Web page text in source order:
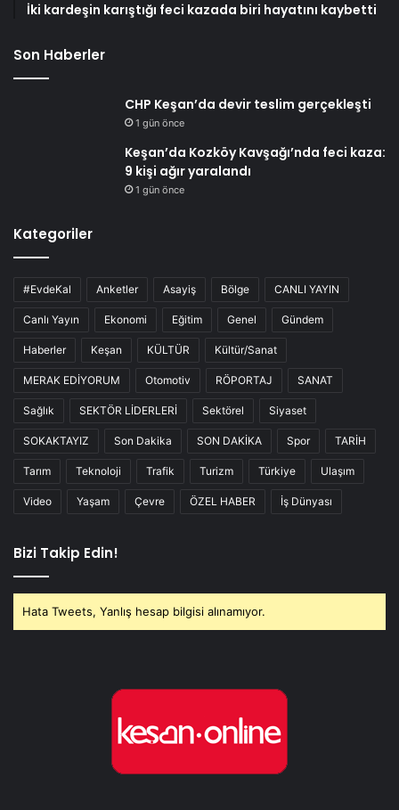
İki kardeşin karıştığı feci kazada biri hayatını kaybetti
Son Haberler
CHP Keşan’da devir teslim gerçekleşti
1 gün önce
Keşan’da Kozköy Kavşağı’nda feci kaza:
9 kişi ağır yaralandı
1 gün önce
Kategoriler
#EvdeKal Anketler Asayiş Bölge CANLI YAYIN
Canlı Yayın Ekonomi Eğitim Genel Gündem
Haberler Keşan KÜLTÜR Kültür/Sanat
MERAK EDİYORUM Otomotiv RÖPORTAJ SANAT
Sağlık SEKTÖR LİDERLERİ Sektörel Siyaset
SOKAKTAYIZ Son Dakika SON DAKİKA Spor TARİH
Tarım Teknoloji Trafik Turizm Türkiye Ulaşım
Video Yaşam Çevre ÖZEL HABER İş Dünyası
Bizi Takip Edin!
Hata Tweets, Yanlış hesap bilgisi alınamıyor.